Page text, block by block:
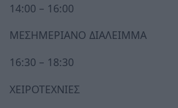
14:00 – 16:00
ΜΕΣΗΜΕΡΙΑΝΟ ΔΙΑΛΕΙΜΜΑ
16:30 – 18:30
ΧΕΙΡΟΤΕΧΝΙΕΣ